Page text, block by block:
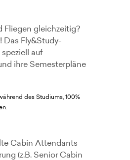
Fliegen gleichzeitig?
Das Fly&Study-
auf
ihre Semesterpläne
des Studiums, 100%
Cabin Attendants
(z.B. Senior Cabin